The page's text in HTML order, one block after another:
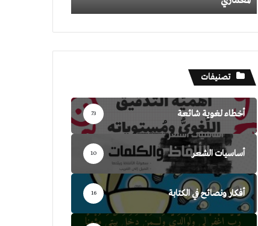
تصنيفات
أخطاء لغوية شائعة 73
أساسيات الشعر 10
أفكار ونصائح في الكتابة 16